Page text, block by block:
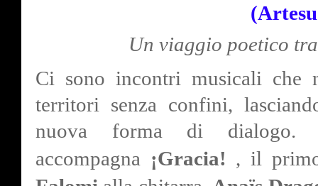
Un viaggio poetico
Ci sono incontri musicali che
territori senza confini,
nuova forma di dialogo.
accompagna ¡Gracia! , il